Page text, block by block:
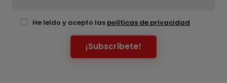
He leído y acepto las políticas de privacidad
¡Subscríbete!